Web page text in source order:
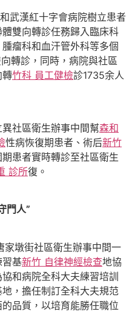
武漢紅十字會病院樹立患者
雙向轉診任務歸入臨床科
瘤科和血汗管外科等多個
轉診，同時，病院與社區
轉竹科 員工健檢診1735余人
社區衛生辦事中間幫森和
性病恢復期患者、術后新竹
患者實時轉診至社區衛生
診所復。
門人”
墩街社區衛生辦事中間一
習基新竹 自律神經檢查地協
和病院全科大夫練習培訓
，擔任制訂全科大夫規范
品質，以培育能勝任職位